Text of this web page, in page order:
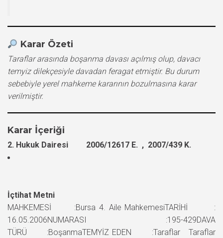
Karar Özeti
Taraflar arasında boşanma davası açılmış olup, davacı
temyiz dilekçesiyle davadan feragat etmiştir. Bu durum
sebebiyle yerel mahkeme kararının bozulmasına karar
verilmiştir.
Karar İçeriği
2. Hukuk Dairesi 2006/12617 E. , 2007/439 K.
İçtihat Metni
MAHKEMESİ :Bursa 4. Aile MahkemesiTARİHİ :
16.05.2006NUMARASI :195-429DAVA
TÜRÜ :BoşanmaTEMYİZ EDEN :Taraflar Taraflar